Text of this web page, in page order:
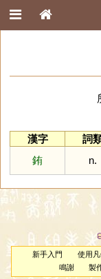
漢字
詞
銪
n.
新手入門 使用凡
鳴謝
製